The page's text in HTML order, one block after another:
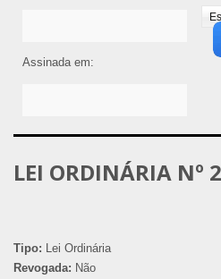
Assinada em:
LEI ORDINÁRIA Nº
Tipo: Lei Ordinária
Revogada: Não